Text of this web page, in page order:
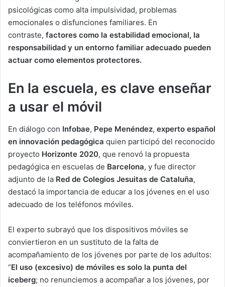
psicológicas como alta impulsividad, problemas
emocionales o disfunciones familiares. En
contraste, factores como la estabilidad emocional, la
responsabilidad y un entorno familiar adecuado pueden
actuar como elementos protectores.
En la escuela, es clave enseñar
a usar el móvil
En diálogo con Infobae, Pepe Menéndez, experto español
en innovación pedagógica quien participó del reconocido
proyecto Horizonte 2020, que renovó la propuesta
pedagógica en escuelas de Barcelona, y fue director
adjunto de la Red de Colegios Jesuitas de Cataluña,
destacó la importancia de educar a los jóvenes en el uso
adecuado de los teléfonos móviles.
El experto subrayó que los dispositivos móviles se
conviertieron en un sustituto de la falta de
acompañamiento de los jóvenes por parte de los adultos:
“El uso (excesivo) de móviles es solo la punta del
iceberg; no renunciemos a acompañar a los jóvenes, por